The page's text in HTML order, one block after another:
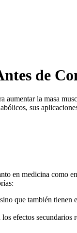
de
aumentar la masa
sus
en medicina como
que también tienen
efectos secundarios